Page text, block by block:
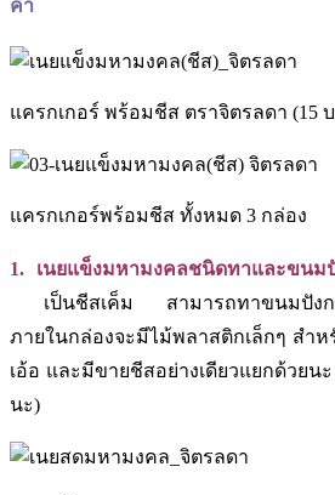
คำ
แครกเกอร์ พร้อมชีส ตราจิตรลดา (15
แครกเกอร์พร้อมชีส ทั้งหมด 3 กล่อง
1. เนยแข็งมหามงคลชนิดทาและขนม
เป็นชีสเค็ม สามารถทาขนมปังกร
ภายในกล่องจะมีไม้พลาสติกเล็กๆ สำ
เอ้อ และมีขายชีสอย่างเดียวแยกด้วยน
นะ)